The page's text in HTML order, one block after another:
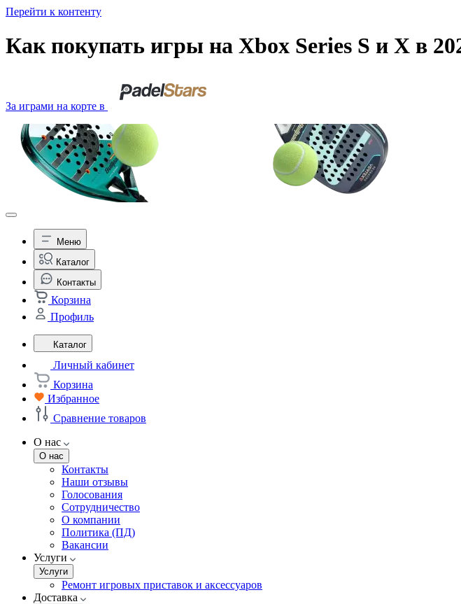
Перейти к контенту
Как покупать игры на Xbox Series S и X в
За играми на корте в
Меню
Каталог
Контакты
Корзина
Профиль
Каталог
Личный кабинет
Корзина
Избранное
Сравнение товаров
О нас
О нас
Контакты
Наши отзывы
Голосования
Сотрудничество
О компании
Политика (ПД)
Вакансии
Услуги
Услуги
Ремонт игровых приставок и аксессуаров
Доставка